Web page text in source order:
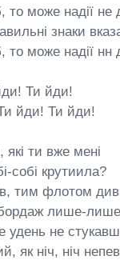
може надії не
знаки
то може надії нн
Ти йди!
йди! Ти йди!
ти вже мені
собі крутиила?
тим флотом
лише-
удень не
як ніч, ніч